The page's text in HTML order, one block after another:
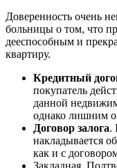
Доверенность очень
больницы о том, что
дееспособным и
квартиру.
Кредитный
покупатель
данной
однако лишним
Договор залога.
накладывается
как и с